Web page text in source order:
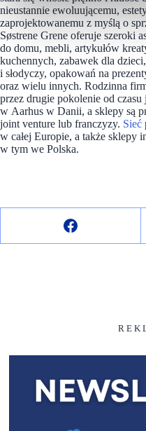
nieustannie ewoluującemu,
zaprojektowanemu z myślą o
Søstrene Grene oferuje szeroki
do domu, mebli, artykułów
kuchennych, zabawek dla
i słodyczy, opakowań na
oraz wielu innych. Rodzinna
przez drugie pokolenie od czasu
w Aarhus w Danii, a sklepy są
joint venture lub franczyzy. Sieć
w całej Europie, a także sklepy
w tym we Polska.
R E K